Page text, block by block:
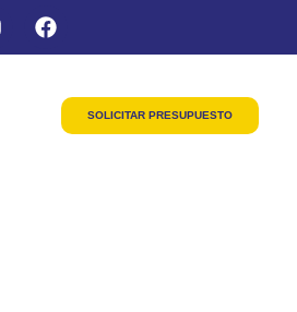
SOLICITAR PRESUPUESTO